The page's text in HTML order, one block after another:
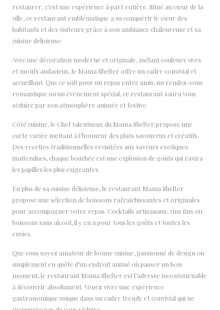
restaurer, c’est une expérience à part entière. Situé au cœur de la
ville, ce restaurant emblématique a su conquérir le cœur des
habitants et des visiteurs grâce à son ambiance chaleureuse et sa
cuisine délicieuse.
Avec une décoration moderne et originale, mêlant couleurs vives
et motifs audacieux, le Mama Shelter offre un cadre convivial et
accueillant. Que ce soit pour un repas entre amis, un rendez-vous
romantique ou un événement spécial, ce restaurant saura vous
séduire par son atmosphère animée et festive.
Côté cuisine, le Chef talentueux du Mama Shelter propose une
carte variée mettant à l’honneur des plats savoureux et créatifs.
Des recettes traditionnelles revisitées aux saveurs exotiques
inattendues, chaque bouchée est une explosion de goûts qui ravira
les papilles les plus exigeantes.
En plus de sa cuisine délicieuse, le restaurant Mama Shelter
propose une sélection de boissons rafraîchissantes et originales
pour accompagner votre repas. Cocktails artisanaux, vins fins ou
boissons sans alcool, il y en a pour tous les goûts et toutes les
envies.
Que vous soyez amateur de bonne cuisine, passionné de design ou
simplement en quête d’un endroit animé où passer un bon
moment, le restaurant Mama Shelter est l’adresse incontournable
à découvrir absolument. Venez vivre une expérience
gastronomique unique dans un cadre trendy et convivial qui ne